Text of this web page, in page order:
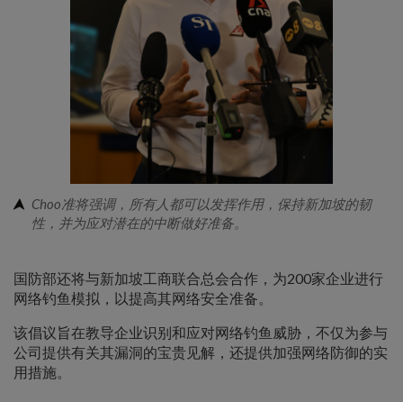
Choo准将强调，所有人都可以发挥作用，保持新加坡的韧
性，并为应对潜在的中断做好准备。
国防部还将与新加坡工商联合总会合作，为200家企业进行
网络钓鱼模拟，以提高其网络安全准备。
该倡议旨在教导企业识别和应对网络钓鱼威胁，不仅为参与
公司提供有关其漏洞的宝贵见解，还提供加强网络防御的实
用措施。